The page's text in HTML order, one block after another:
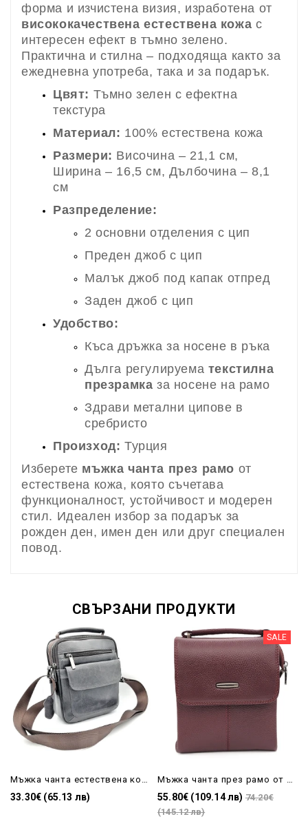
форма и изчистена визия, изработена от
висококачествена естествена кожа с
интересен ефект в тъмно зелено.
Практична и стилна – подходяща както за
ежедневна употреба, така и за подарък.
Цвят: Тъмно зелен с ефектна
текстура
Материал: 100% естествена кожа
Размери: Височина – 21,1 см,
Ширина – 16,5 см, Дълбочина – 8,1
см
Разпределение:
2 основни отделения с цип
Преден джоб с цип
Малък джоб под капак отпред
Заден джоб с цип
Удобство:
Къса дръжка за носене в ръка
Дълга регулируема текстилна
презрамка за носене на рамо
Здрави метални ципове в
сребристо
Произход: Турция
Изберете мъжка чанта през рамо от
естествена кожа, която съчетава
функционалност, устойчивост и модерен
стил. Идеален избор за подарък за
рожден ден, имен ден или друг специален
повод.
СВЪРЗАНИ ПРОДУКТИ
33.30€ (65.13 лв)
SALE
55.80€ (109.14 лв) 74.20€
(145.12 лв)